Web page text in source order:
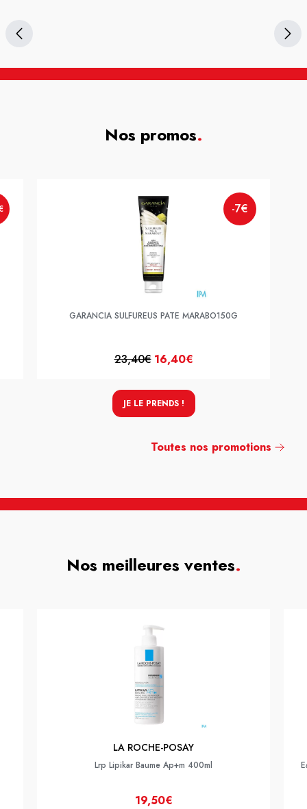
Nos promos.
-7€
GARANCIA SULFUREUS PATE MARABO150G
23,40€ 16,40€
JE LE PRENDS !
Toutes nos promotions
Nos meilleures ventes.
LA ROCHE-POSAY
Lrp Lipikar Baume Ap+m 400ml
19,50€